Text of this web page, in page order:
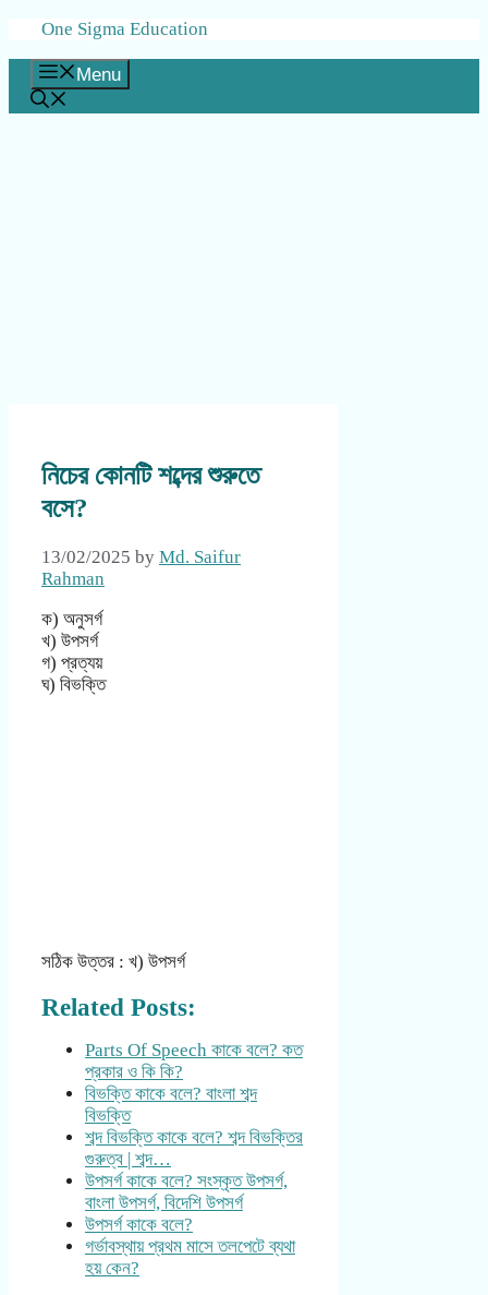
Skip
content
One Sigma Education
Menu
নিচের কোনটি শব্দের শুরুতে
বসে?
13/02/2025 by Md. Saifur
Rahman
ক) অনুসর্গ
খ) উপসর্গ
গ) প্রত্যয়
ঘ) বিভক্তি
সঠিক উত্তর : খ) উপসর্গ
Related Posts:
Parts Of Speech কাকে বলে? কত
প্রকার ও কি কি?
বিভক্তি কাকে বলে? বাংলা শব্দ
বিভক্তি
শব্দ বিভক্তি কাকে বলে? শব্দ বিভক্তির
গুরুত্ব | শব্দ…
উপসর্গ কাকে বলে? সংস্কৃত উপসর্গ,
বাংলা উপসর্গ, বিদেশি উপসর্গ
উপসর্গ কাকে বলে?
গর্ভাবস্থায় প্রথম মাসে তলপেটে ব্যথা
হয় কেন?